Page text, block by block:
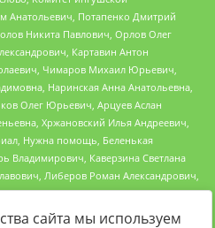
сайта мы используем